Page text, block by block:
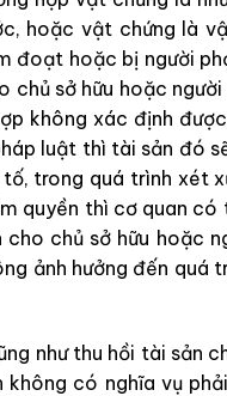
hoặc vật chứng là
đoạt hoặc bị người
sở hữu hoặc người
không xác định
luật thì tài sản đó
trong quá trình xét
quyền thì cơ quan có
chủ sở hữu hoặc
ảnh hưởng đến quá
như thu hồi tài sản
không có nghĩa vụ